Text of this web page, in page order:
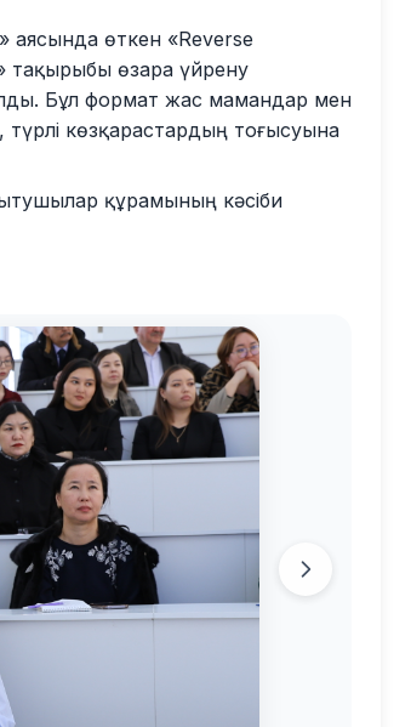
аясында өткен «Reverse
тақырыбы өзара үйрену
Бұл формат жас мамандар мен
көзқарастардың тоғысуына
құрамының кәсіби